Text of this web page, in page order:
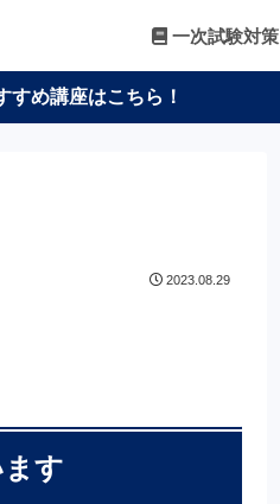
一次試験対策
すめ講座はこちら！
2023.08.29
す